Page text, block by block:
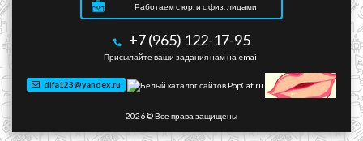
Работаем с юр. и с физ. лицами
+7 (965) 122-17-95
Присылайте ваши задания нам на email
difa123@yandex.ru
2026 © Все права защищены